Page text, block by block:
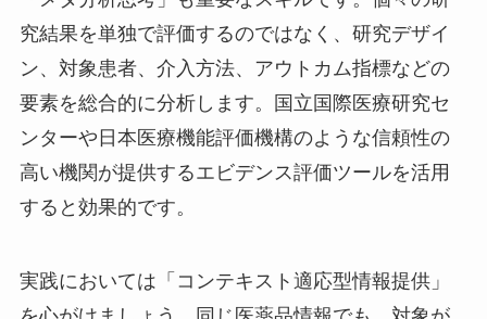
究結果を単独で評価するのではなく、研究デザイ
ン、対象患者、介入方法、アウトカム指標などの
要素を総合的に分析します。国立国際医療研究セ
ンターや日本医療機能評価機構のような信頼性の
高い機関が提供するエビデンス評価ツールを活用
すると効果的です。
実践においては「コンテキスト適応型情報提供」